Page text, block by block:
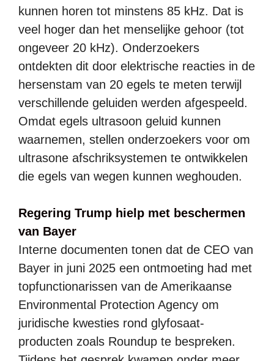
kunnen horen tot minstens 85 kHz. Dat is
veel hoger dan het menselijke gehoor (tot
ongeveer 20 kHz). Onderzoekers
ontdekten dit door elektrische reacties in de
hersenstam van 20 egels te meten terwijl
verschillende geluiden werden afgespeeld.
Omdat egels ultrasoon geluid kunnen
waarnemen, stellen onderzoekers voor om
ultrasone afschriksystemen te ontwikkelen
die egels van wegen kunnen weghouden.
Regering Trump hielp met beschermen
van Bayer
Interne documenten tonen dat de CEO van
Bayer in juni 2025 een ontmoeting had met
topfunctionarissen van de Amerikaanse
Environmental Protection Agency om
juridische kwesties rond glyfosaat-
producten zoals Roundup te bespreken.